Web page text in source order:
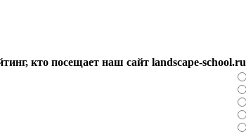
кто посещает наш сайт landscape-school.ru